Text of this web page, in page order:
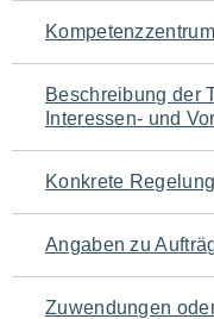
Navigation
für
den
Seiteninhalt
Beschreibung der
Interessen- und
Konkrete
Angaben zu
Zuwendungen